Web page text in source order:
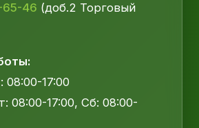
65-46 (доб.2 Торговый
08:00-17:00
08:00-17:00, Сб: 08:00-